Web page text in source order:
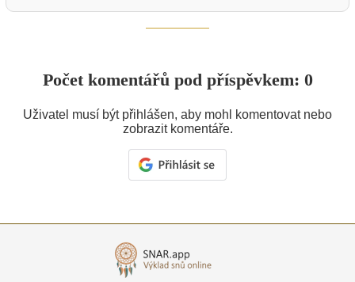
Počet komentářů pod příspěvkem: 0
Uživatel musí být přihlášen, aby mohl komentovat nebo
zobrazit komentáře.